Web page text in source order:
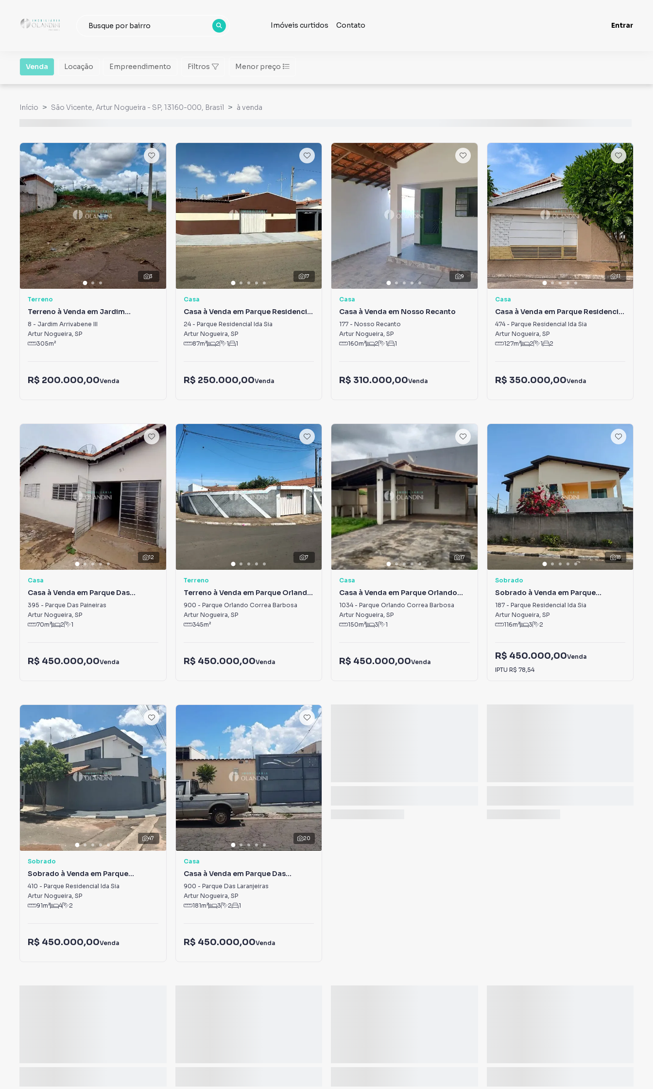
Imóveis curtidos Contato Entrar
Venda Locação Empreendimento Filtros Menor preço
Início São Vicente, Artur Nogueira - SP, 13160-000, Brasil à venda
3
Terreno
Terreno à Venda em Jardim
Arrivabene III
8 - Jardim Arrivabene III
Artur Nogueira, SP
305m²
R$ 200.000,00Venda
17
Casa
Casa à Venda em Parque Residencial
Ida Sia
24- Parque Residencial Ida Sia
Artur Nogueira, SP
87m² 2 1 1
R$ 250.000,00Venda
9
Casa
Casa à Venda em Nosso Recanto
177 - Nosso Recanto
Artur Nogueira, SP
160m² 2 1 1
R$ 310.000,00Venda
11
Casa
Casa à Venda em Parque Residencial
Ida Sia
474- Parque Residencial Ida Sia
Artur Nogueira, SP
127m² 2 1 2
R$ 350.000,00Venda
12
Casa
Casa à Venda em Parque Das
Paineiras
395 - Parque Das Paineiras
Artur Nogueira, SP
70m² 2 1
R$ 450.000,00Venda
7
Terreno
Terreno à Venda em Parque Orlando
Correa Barbosa
900 - Parque Orlando Correa Barbosa
Artur Nogueira, SP
345m²
R$ 450.000,00Venda
17
Casa
Casa à Venda em Parque Orlando
Correa Barbosa
1034- Parque Orlando Correa Barbosa
Artur Nogueira, SP
150m² 3 1
R$ 450.000,00Venda
18
Sobrado
Sobrado à Venda em Parque
Residencial Ida Sia
187- Parque Residencial Ida Sia
Artur Nogueira, SP
116m² 3 2
R$ 450.000,00Venda
IPTU R$ 78,54
47
Sobrado
Sobrado à Venda em Parque
Residencial Ida Sia
410 - Parque Residencial Ida Sia
Artur Nogueira, SP
91m² 4 2
R$ 450.000,00Venda
20
Casa
Casa à Venda em Parque Das
Laranjeiras
900 - Parque Das Laranjeiras
Artur Nogueira, SP
181m² 3 2 1
R$ 450.000,00Venda